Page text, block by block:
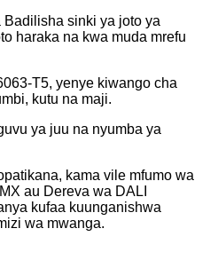
sinki ya joto ya
haraka na kwa muda mrefu
T5, yenye kiwango cha
kutu na maji.
ya juu na nyumba ya
kama vile mfumo wa
au Dereva wa DALI
kufaa kuunganishwa
wa mwanga.